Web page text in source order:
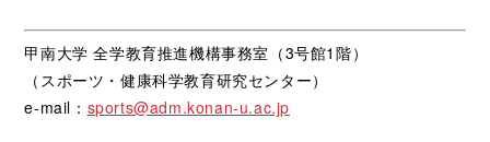
甲南大学 全学教育推進機構事務室（3号館1階）
（スポーツ・健康科学教育研究センター）
e-mail： sports@adm.konan-u.ac.jp